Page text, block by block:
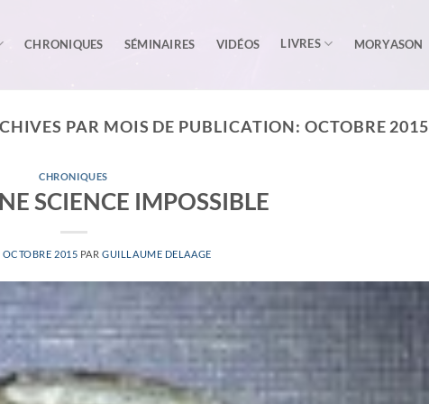
CHRONIQUES SÉMINAIRES VIDÉOS LIVRES MORYASON
PAR MOIS DE PUBLICATION:OCTOBRE 2015
CHRONIQUES
SCIENCE IMPOSSIBLE
OCTOBRE 2015 PARGUILLAUME DELAAGE